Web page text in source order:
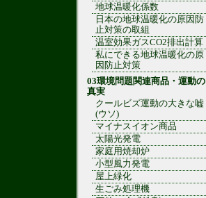
地球温暖化係数
日本の地球温暖化の原因防
止対策の取組
温室効果ガスCO2排出計算
私にできる地球温暖化の原
因防止対策
03環境問題関連商品・運動の
真実
クールビズ運動の大きな嘘
(ウソ)
マイナスイオン商品
太陽光発電
家庭用焼却炉
小型風力発電
屋上緑化
生ごみ処理機